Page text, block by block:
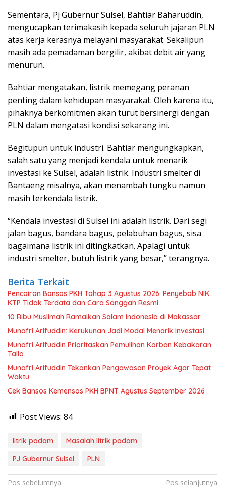
Sementara, Pj Gubernur Sulsel, Bahtiar Baharuddin,
mengucapkan terimakasih kepada seluruh jajaran PLN
atas kerja kerasnya melayani masyarakat. Sekalipun
masih ada pemadaman bergilir, akibat debit air yang
menurun.
Bahtiar mengatakan, listrik memegang peranan
penting dalam kehidupan masyarakat. Oleh karena itu,
pihaknya berkomitmen akan turut bersinergi dengan
PLN dalam mengatasi kondisi sekarang ini.
Begitupun untuk industri. Bahtiar mengungkapkan,
salah satu yang menjadi kendala untuk menarik
investasi ke Sulsel, adalah listrik. Industri smelter di
Bantaeng misalnya, akan menambah tungku namun
masih terkendala listrik.
“Kendala investasi di Sulsel ini adalah listrik. Dari segi
jalan bagus, bandara bagus, pelabuhan bagus, sisa
bagaimana listrik ini ditingkatkan. Apalagi untuk
industri smelter, butuh listrik yang besar,” terangnya.
Berita Terkait
Pencairan Bansos PKH Tahap 3 Agustus 2026: Penyebab NIK
KTP Tidak Terdata dan Cara Sanggah Resmi
10 Ribu Muslimah Ramaikan Salam Indonesia di Makassar
Munafri Arifuddin: Kerukunan Jadi Modal Menarik Investasi
Munafri Arifuddin Prioritaskan Pemulihan Korban Kebakaran
Tallo
Munafri Arifuddin Tekankan Pengawasan Proyek Agar Tepat
Waktu
Cek Bansos Kemensos PKH BPNT Agustus September 2026
Post Views: 84
litrik padam
Masalah litrik padam
PJ Gubernur Sulsel
PLN
Navigasi
Pos sebelumnya
Pos selanjutnya